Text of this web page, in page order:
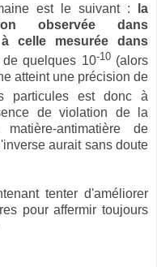
est le suivant :
la
observée dans
celle mesurée dans
quelques 10-10(alors
atteint une précision de
particules est donc à
de violation de la
antimatière de
aurait sans doute
tenter d'améliorer
pour affermir toujours